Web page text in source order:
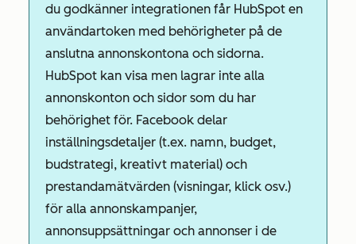
du godkänner integrationen får HubSpot en
användartoken med behörigheter på de
anslutna annonskontona och sidorna.
HubSpot kan visa men lagrar inte alla
annonskonton och sidor som du har
behörighet för. Facebook delar
inställningsdetaljer (t.ex. namn, budget,
budstrategi, kreativt material) och
prestandamätvärden (visningar, klick osv.)
för alla annonskampanjer,
annonsuppsättningar och annonser i de